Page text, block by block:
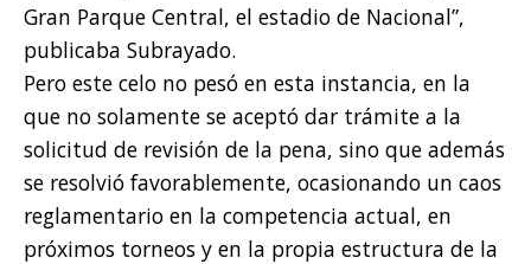
Gran Parque Central, el estadio de Nacional”,
publicaba Subrayado.
Pero este celo no pesó en esta instancia, en la
que no solamente se aceptó dar trámite a la
solicitud de revisión de la pena, sino que además
se resolvió favorablemente, ocasionando un caos
reglamentario en la competencia actual, en
próximos torneos y en la propia estructura de la